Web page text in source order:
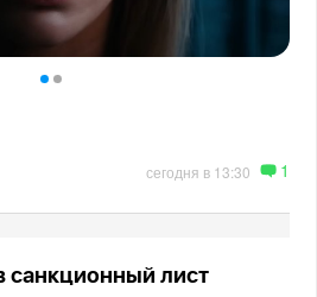
сегодня в 13:30 1
санкционный лист